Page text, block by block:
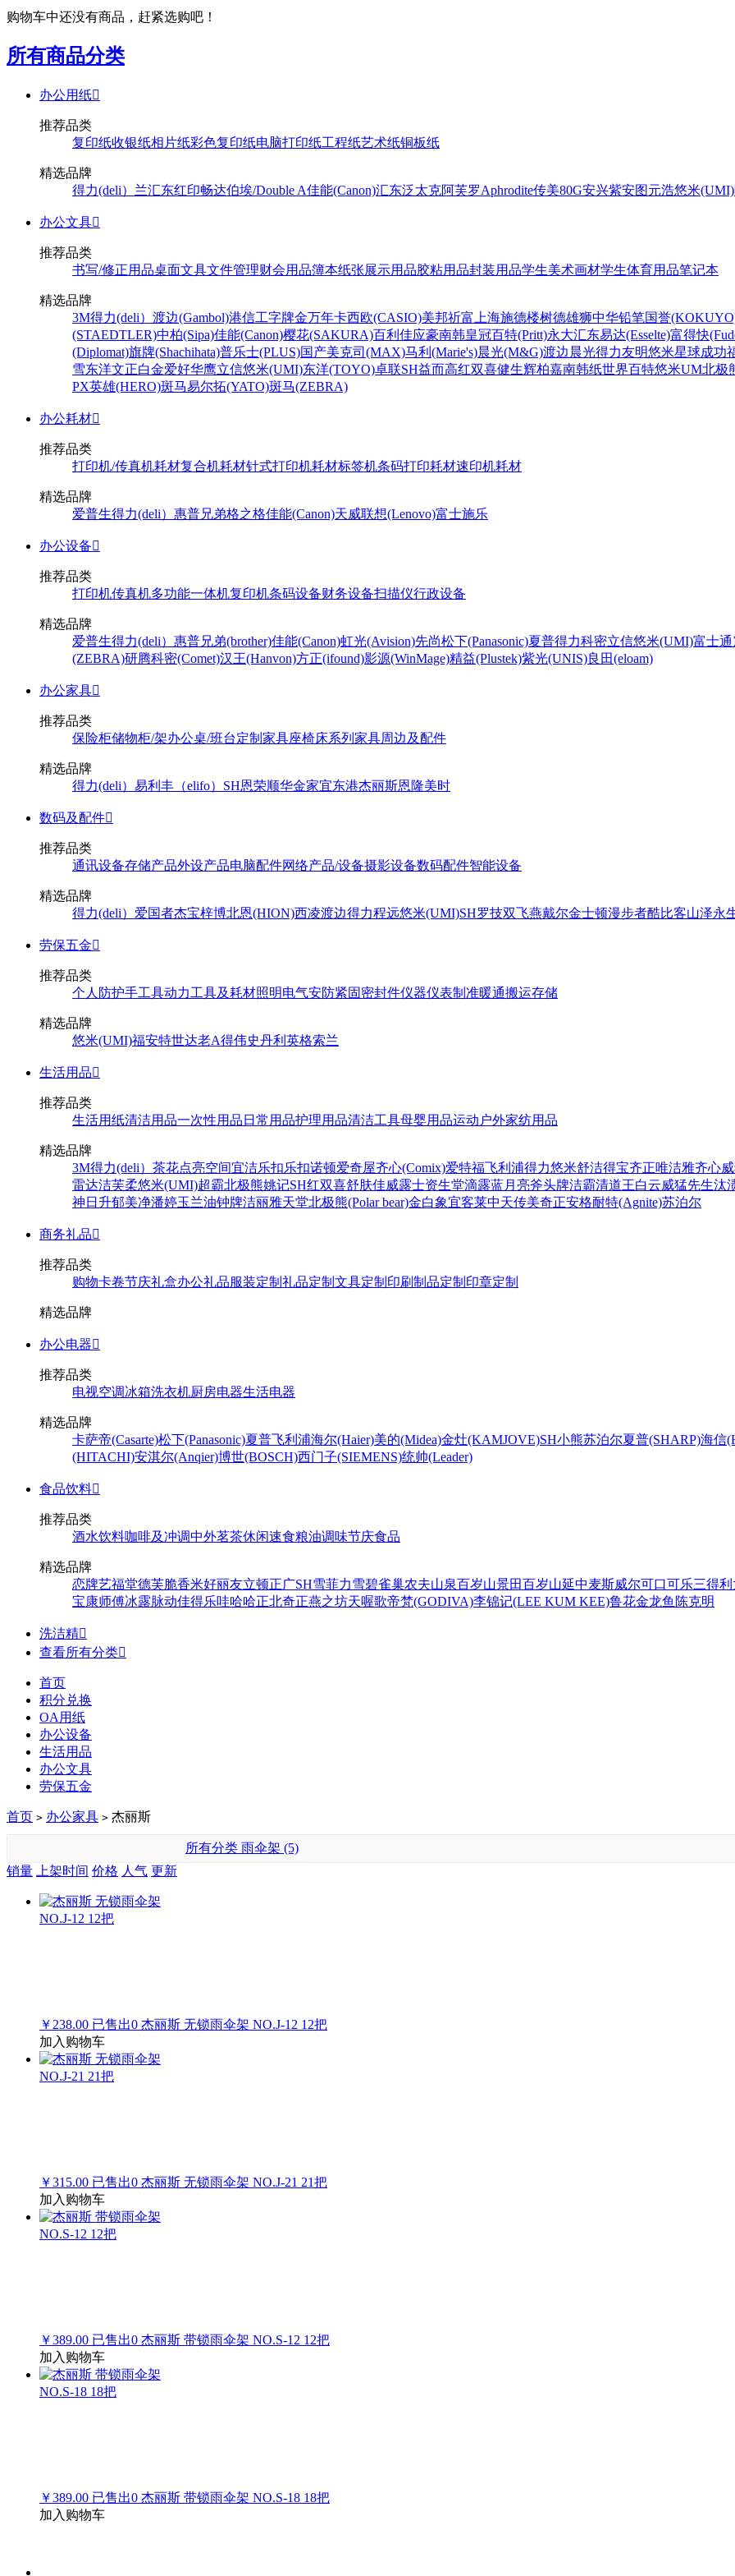
购物车中还没有商品，赶紧选购吧！
所有商品分类
办公用纸
推荐品类
复印纸收银纸相片纸彩色复印纸电脑打印纸工程纸艺术纸铜板纸
精选品牌
得力(deli） 兰汇东红印畅达伯埃/Double A佳能(Canon)汇东泛太克阿芙罗Aphrodite传美80G安兴紫安图元浩悠米(UMI)
办公文具
推荐品类
书写/修正用品桌面文具文件管理财会用品簿本纸张展示用品胶粘用品封装用品学生美术画材学生体育用品笔记本
精选品牌
3M得力(deli） 渡边(Gambol)港信工字牌金万年卡西欧(CASIO)美邦祈富 上海施德楼树德雄狮中华铅笔国誉
(STAEDTLER)中柏(Sipa)佳能(Canon)樱花(SAKURA)百利佳应豪南韩皇冠百特(Pritt)永大汇东易达(Esselte)富得快
(Diplomat)旗牌(Shachihata)普乐士(PLUS)国产美克司(MAX)马利(Marie's)晨光(M&G)渡边 晨光得力友明悠米星球成功
雪东洋文正白金爱好华鹰立信悠米(UMI)东洋(TOYO)卓联SH益而高红双喜健生辉柏嘉南韩纸世界百特悠米UM北极
PX英雄(HERO)斑马易尔拓(YATO)斑马(ZEBRA)
办公耗材
推荐品类
打印机/传真机耗材复合机耗材针式打印机耗材标签机条码打印耗材速印机耗材
精选品牌
爱普生得力(deli） 惠普兄弟格之格佳能(Canon)天威联想(Lenovo)富士施乐
办公设备
推荐品类
打印机传真机多功能一体机复印机条码设备财务设备扫描仪行政设备
精选品牌
爱普生得力(deli） 惠普兄弟(brother)佳能(Canon)虹光(Avision)先尚松下(Panasonic)夏普得力科密立信悠米(UMI)富士通
(ZEBRA)研腾科密(Comet)汉王(Hanvon)方正(ifound)影源(WinMage)精益(Plustek)紫光(UNIS)良田(eloam)
办公家具
推荐品类
保险柜储物柜/架办公桌/班台定制家具座椅床系列 家具周边及配件
精选品牌
得力(deli） 易利丰（elifo） SH恩荣顺华金家宜东港杰丽斯恩隆美时
数码及配件
推荐品类
通讯设备存储产品外设产品电脑配件网络产品/设备摄影设备数码配件智能设备
精选品牌
得力(deli） 爱国者杰宝梓博北恩(HION)西凌渡边得力程远悠米(UMI)SH罗技双飞燕戴尔金士顿漫步者酷比客山泽永
劳保五金
推荐品类
个人防护手工具动力工具及耗材照明电气安防紧固密封件仪器仪表制准暖通搬运存储
精选品牌
悠米(UMI)福安特世达老A得伟史丹利 英格索兰
生活用品
推荐品类
生活用纸清洁用品一次性用品 日常用品护理用品清洁工具母婴用品运动户外家纺用品
精选品牌
3M得力(deli） 茶花点亮空间宜洁乐扣乐扣诺顿爱奇屋齐心(Comix)爱特福飞利浦得力悠米舒洁得宝齐正唯洁雅齐心
雷达洁芙柔悠米(UMI)超霸北极熊姚记SH红双喜舒肤佳威露士资生堂滴露蓝月亮斧头牌洁霸清道王白云威猛先生汰
神 日升郁美净潘婷玉兰油钟牌洁丽雅天堂北极熊(Polar bear)金白象宜客莱中天传美奇正安格耐特(Agnite)苏泊尔
商务礼品
推荐品类
购物卡卷节庆礼盒办公礼品服装定制 礼品定制 文具定制 印刷制品定制 印章定制
精选品牌
办公电器
推荐品类
电视空调冰箱洗衣机厨房电器生活电器
精选品牌
卡萨帝(Casarte)松下(Panasonic)夏普飞利浦海尔(Haier)美的(Midea)金灶(KAMJOVE)SH小熊苏泊尔夏普(SHARP)海信
(HITACHI)安淇尔(Anqier)博世(BOSCH)西门子(SIEMENS)统帅(Leader)
食品饮料
推荐品类
酒水饮料咖啡及冲调中外茗茶休闲速食粮油调味节庆食品
精选品牌
恋牌艺福堂德芙脆香米好丽友立顿正广SH雪菲力雪碧雀巢农夫山泉百岁山景田百岁山延中麦斯威尔可口可乐三得利
宝康师傅冰露脉动佳得乐哇哈哈正北奇正燕之坊天喔歌帝梵(GODIVA)李锦记(LEE KUM KEE)鲁花金龙鱼 陈克明
洗洁精
查看所有分类
首页
积分兑换
OA用纸
办公设备
生活用品
办公文具
劳保五金
首页 > 办公家具 > 杰丽斯
所有分类 雨伞架 (5)
销量
上架时间 价格 人气 更新
￥238.00 已售出0 杰丽斯 无锁雨伞架 NO.J-12 12把
加入购物车
￥315.00 已售出0 杰丽斯 无锁雨伞架 NO.J-21 21把
加入购物车
￥389.00 已售出0 杰丽斯 带锁雨伞架 NO.S-12 12把
加入购物车
￥389.00 已售出0 杰丽斯 带锁雨伞架 NO.S-18 18把
加入购物车